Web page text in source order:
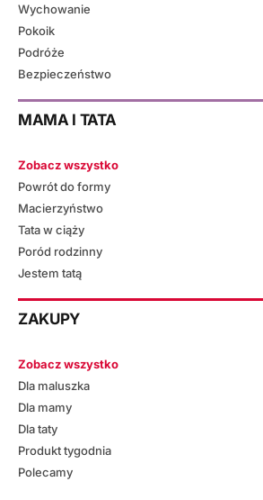
Wychowanie
Pokoik
Podróże
Bezpieczeństwo
MAMA I TATA
Zobacz wszystko
Powrót do formy
Macierzyństwo
Tata w ciąży
Poród rodzinny
Jestem tatą
ZAKUPY
Zobacz wszystko
Dla maluszka
Dla mamy
Dla taty
Produkt tygodnia
Polecamy